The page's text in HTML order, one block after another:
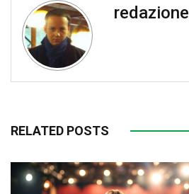
redazione
RELATED POSTS